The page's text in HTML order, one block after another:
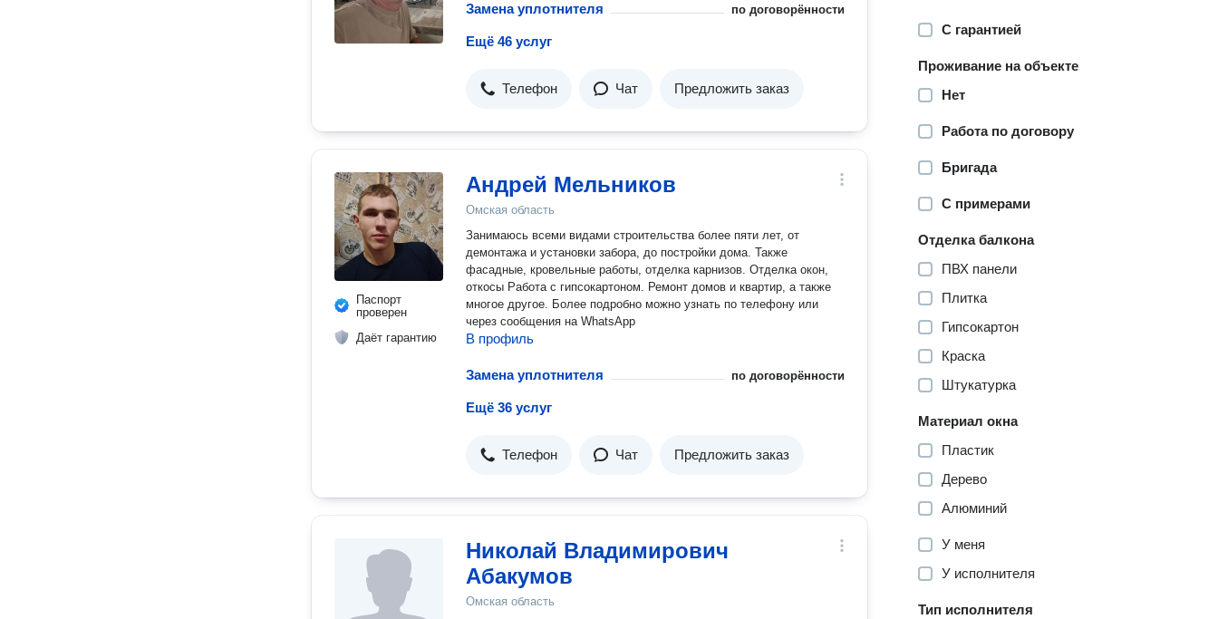
Замена уплотнителя по договорённости
Ещё 46 услуг
Телефон Чат Предложить заказ
Паспорт
проверен
Даёт гарантию
Андрей Мельников
Омская область
Занимаюсь всеми видами строительства более пяти лет, от
демонтажа и установки забора, до постройки дома. Также
фасадные, кровельные работы, отделка карнизов. Отделка окон,
откосы Работа с гипсокартоном. Ремонт домов и квартир, а также
многое другое. Более подробно можно узнать по телефону или
через сообщения на WhatsApp
В профиль
Замена уплотнителя по договорённости
Ещё 36 услуг
Телефон Чат Предложить заказ
Николай Владимирович
Абакумов
Омская область
С гарантией
Проживание на объекте
Нет
Работа по договору
Бригада
С примерами
Отделка балкона
ПВХ панели
Плитка
Гипсокартон
Краска
Штукатурка
Материал окна
Пластик
Дерево
Алюминий
У меня
У исполнителя
Тип исполнителя